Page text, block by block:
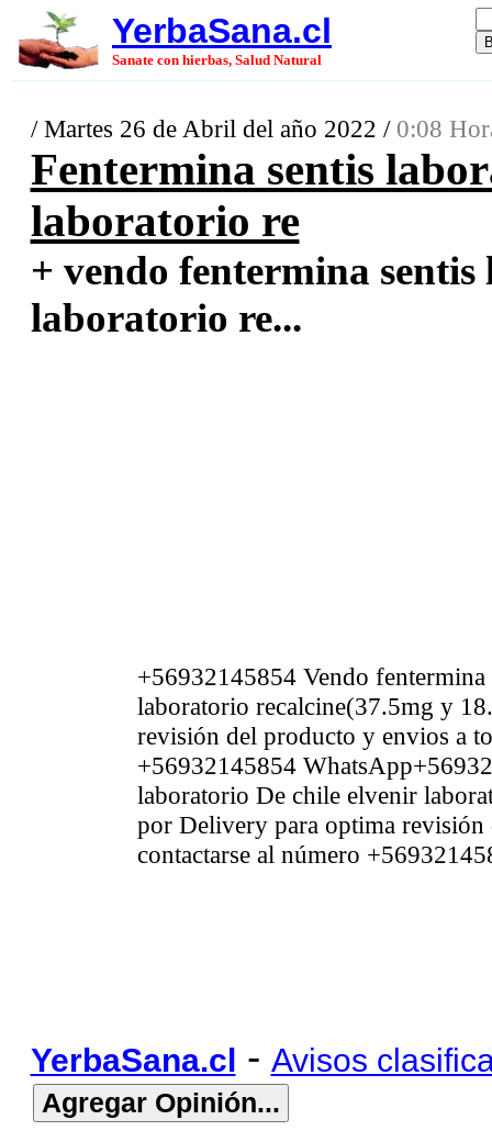
YerbaSana.cl
Sanate con hierbas, Salud Natural
/ Martes 26 de Abril del año 2022 / 0:08
Fentermina sentis
laboratorio re
+ vendo fentermina
laboratorio re...
+56932145854 Vendo
laboratorio recalcine(37.5mg y
revisión del producto y envios a
+56932145854
laboratorio De chile elvenir
por Delivery para optima
contactarse al número
YerbaSana.cl - Avisos